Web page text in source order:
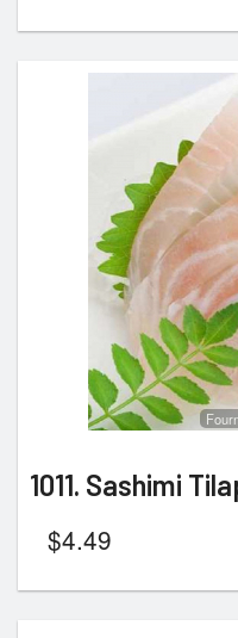
1011. Sashimi
$4.49